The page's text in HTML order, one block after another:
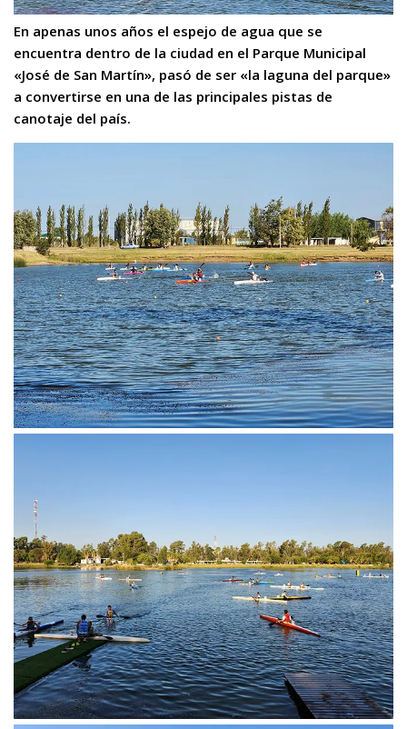
En apenas unos años el espejo de agua que se
encuentra dentro de la ciudad en el Parque Municipal
«José de San Martín», pasó de ser «la laguna del parque»
a convertirse en una de las principales pistas de
canotaje del país.